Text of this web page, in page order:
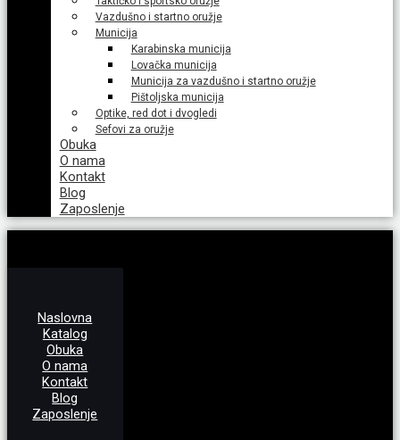
Vazdušno i startno oružje
Municija
Karabinska municija
Lovačka municija
Municija za vazdušno i startno oružje
Pištoljska municija
Optike, red dot i dvogledi
Sefovi za oružje
Obuka
O nama
Kontakt
Blog
Zaposlenje
Naslovna
Katalog
Obuka
O nama
Kontakt
Blog
Zaposlenje